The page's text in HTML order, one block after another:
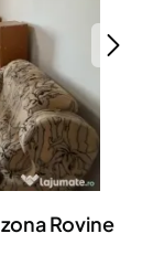
Rovine